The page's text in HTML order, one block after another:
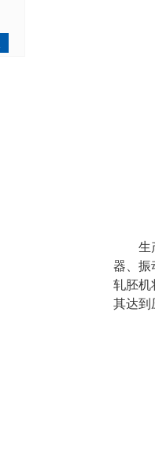
生
器、振
轧胚机
其达到